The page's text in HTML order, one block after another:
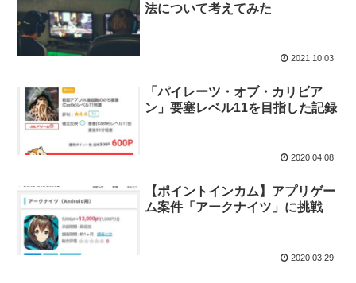
法について考えてみた
2021.10.03
「パイレーツ・オブ・カリビア
ン」要塞レベル11を目指した記録
2020.04.08
【ポイントインカム】アプリゲー
ム案件「アークナイツ」に挑戦
2020.03.29